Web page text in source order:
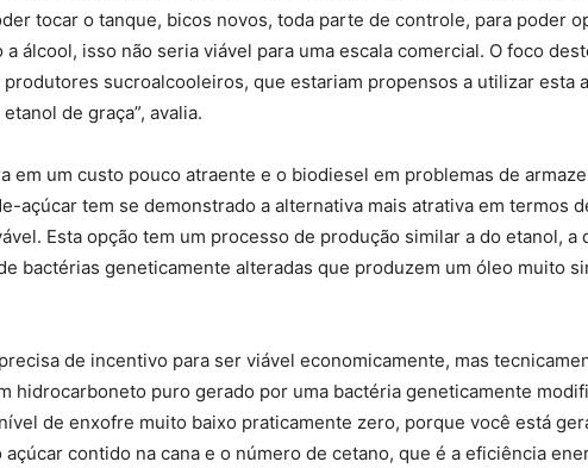
tocar o tanque, bicos novos, toda parte de controle, para poder
a álcool, isso não seria viável para uma escala comercial. O foco
sucroalcooleiros, que estariam propensos a utilizar esta
de graça”, avalia.
em um custo pouco atraente e o biodiesel em problemas de
açúcar tem se demonstrado a alternativa mais atrativa em termos
Esta opção tem um processo de produção similar a do etanol, a
bactérias geneticamente alteradas que produzem um óleo muito
de incentivo para ser viável economicamente, mas
hidrocarboneto puro gerado por uma bactéria geneticamente
de enxofre muito baixo praticamente zero, porque você está
contido na cana e o número de cetano, que é a eficiência